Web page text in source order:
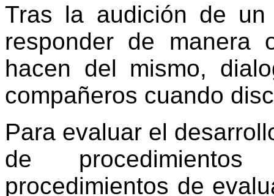
Tras la audición de un
responder de
hacen del mismo,
compañeros cuando
Para evaluar el
de
procedimientos de